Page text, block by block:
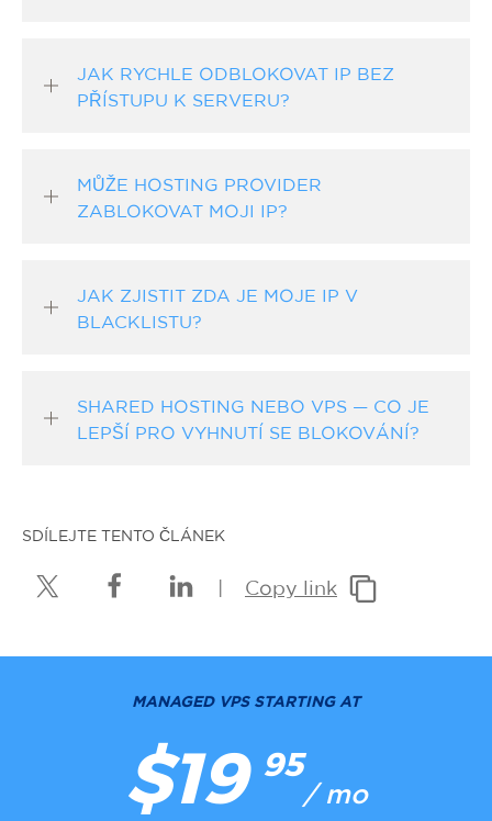
JAK RYCHLE ODBLOKOVAT IP BEZ
PŘÍSTUPU K SERVERU?
MŮŽE HOSTING PROVIDER
ZABLOKOVAT MOJI IP?
JAK ZJISTIT ZDA JE MOJE IP V
BLACKLISTU?
SHARED HOSTING NEBO VPS — CO JE
LEPŠÍ PRO VYHNUTÍ SE BLOKOVÁNÍ?
SDÍLEJTE TENTO ČLÁNEK
Copy link
MANAGED VPS STARTING AT
$19 95
/ mo